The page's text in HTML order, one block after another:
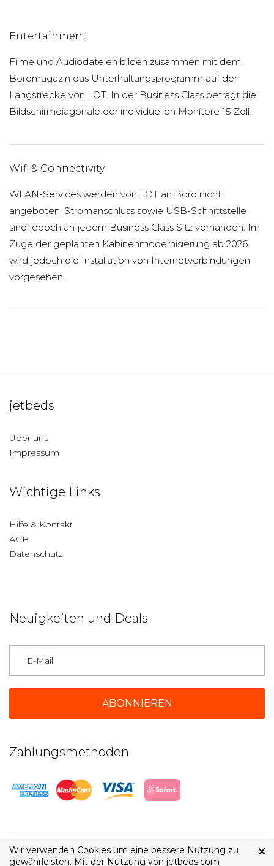
Entertainment
Filme und Audiodateien bilden zusammen mit dem
Bordmagazin das Unterhaltungsprogramm auf der
Langstrecke von LOT. In der Business Class beträgt die
Bildschirmdiagonale der individuellen Monitore 15 Zoll.
Wifi & Connectivity
WLAN-Services werden von LOT an Bord nicht
angeboten, Stromanschluss sowie USB-Schnittstelle
sind jedoch an jedem Business Class Sitz vorhanden. Im
Zuge der geplanten Kabinenmodernisierung ab 2026
wird jedoch die Installation von Internetverbindungen
vorgesehen.
jetbeds
Über uns
Impressum
Wichtige Links
Hilfe & Kontakt
AGB
Datenschutz
Neuigkeiten und Deals
Zahlungsmethoden
2026 © jetbeds.com AGB|Datenschutz
Wir verwenden Cookies um eine bessere Nutzung zu
gewährleisten. Mit der Nutzung von jetbeds.com